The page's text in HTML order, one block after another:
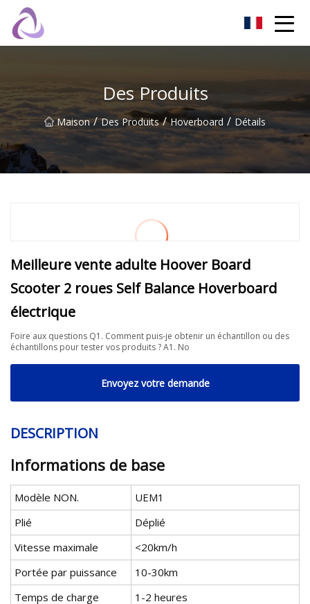
Des Produits
Maison / Des Produits / Hoverboard / Détails
Meilleure vente adulte Hoover Board
Scooter 2 roues Self Balance Hoverboard
électrique
Foire aux questions Q1. Comment puis-je obtenir un échantillon ou des
échantillons pour tester vos produits ? A1. No
Envoyez votre demande
DESCRIPTION
Informations de base
Modèle NON.
UEM1
Plié
Déplié
Vitesse maximale
<20km/h
Portée par puissance
10-30km
Temps de charge
1-2 heures